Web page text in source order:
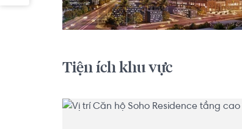
Tiện ích khu vực